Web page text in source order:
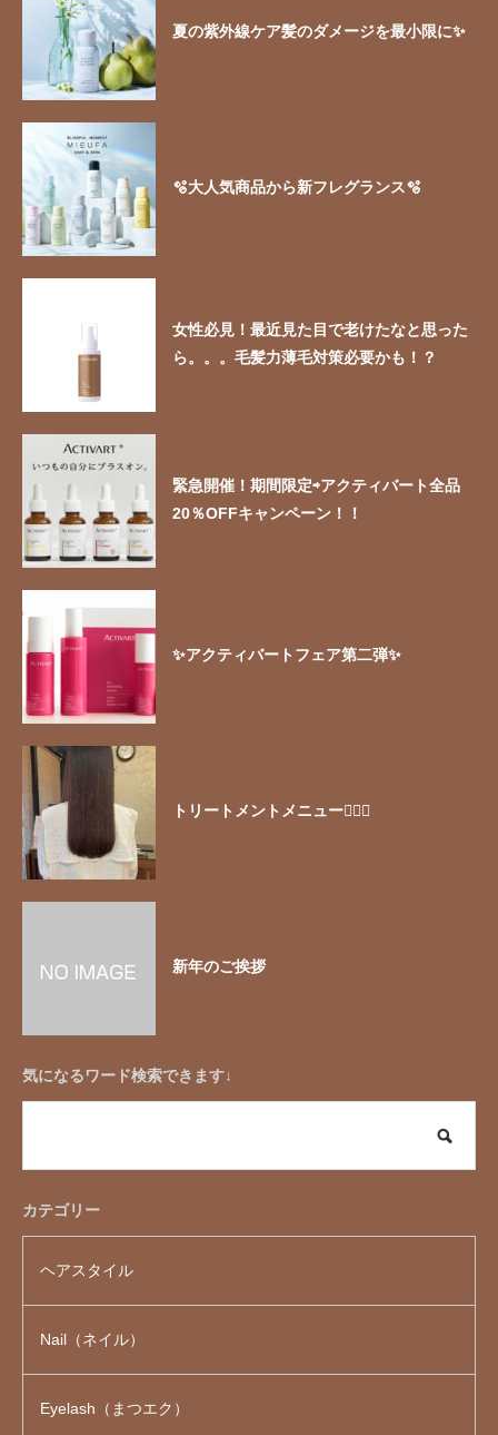
夏の紫外線ケア髪のダメージを最小限に✨
🫧大人気商品から新フレグランス🫧
女性必見！最近見た目で老けたなと思った
ら。。。毛髪力薄毛対策必要かも！？
緊急開催！期間限定⇨アクティバート全品
20％OFFキャンペーン！！
✨アクティバートフェア第二弾✨
トリートメントメニュー🧖🏻‍♀️
新年のご挨拶
気になるワード検索できます↓
カテゴリー
ヘアスタイル
Nail（ネイル）
Eyelash（まつエク）